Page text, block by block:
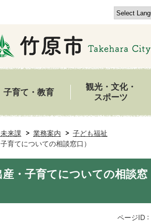
子育て・教育
観光・文化・
スポーツ
来課 業務案内
子ども福祉
育てについての相談窓口）
・子育てについての相談窓
ページID :